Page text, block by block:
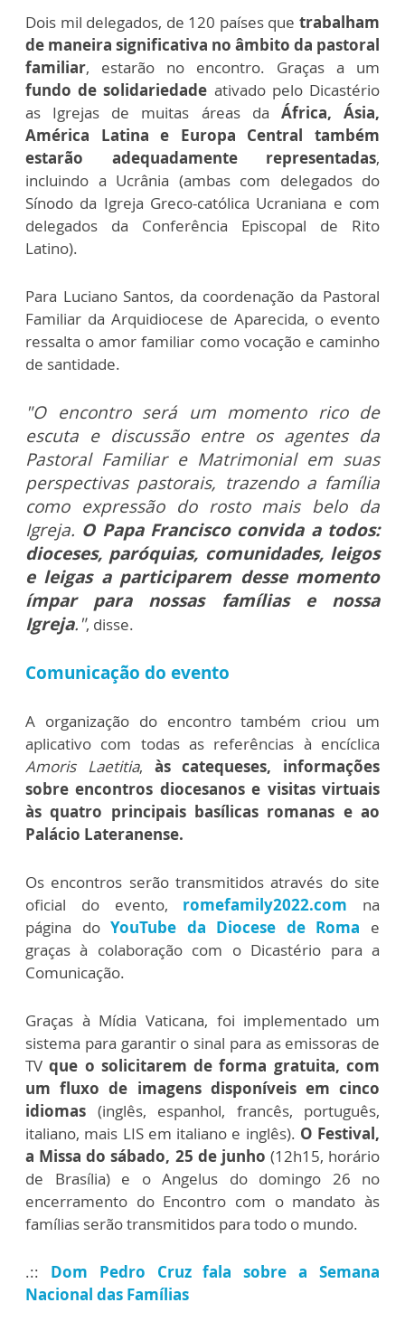
Dois mil delegados, de 120 países que trabalham
de maneira significativa no âmbito da pastoral
familiar, estarão no encontro. Graças a um
fundo de solidariedade ativado pelo Dicastério
as Igrejas de muitas áreas da África, Ásia,
América Latina e Europa Central também
estarão adequadamente representadas,
incluindo a Ucrânia (ambas com delegados do
Sínodo da Igreja Greco-católica Ucraniana e com
delegados da Conferência Episcopal de Rito
Latino).
Para Luciano Santos, da coordenação da Pastoral
Familiar da Arquidiocese de Aparecida, o evento
ressalta o amor familiar como vocação e caminho
de santidade.
"O encontro será um momento rico de
escuta e discussão entre os agentes da
Pastoral Familiar e Matrimonial em suas
perspectivas pastorais, trazendo a família
como expressão do rosto mais belo da
Igreja. O Papa Francisco convida a todos:
dioceses, paróquias, comunidades, leigos
e leigas a participarem desse momento
ímpar para nossas famílias e nossa
Igreja.", disse.
Comunicação do evento
A organização do encontro também criou um
aplicativo com todas as referências à encíclica
Amoris Laetitia, às catequeses, informações
sobre encontros diocesanos e visitas virtuais
às quatro principais basílicas romanas e ao
Palácio Lateranense.
Os encontros serão transmitidos através do site
oficial do evento, romefamily2022.com na
página doYouTube da Diocese de Roma e
graças à colaboração com o Dicastério para a
Comunicação.
Graças à Mídia Vaticana, foi implementado um
sistema para garantir o sinal para as emissoras de
TVque o solicitarem de forma gratuita, com
um fluxo de imagens disponíveis em cinco
idiomas (inglês, espanhol, francês, português,
italiano, mais LIS em italiano e inglês). O Festival,
a Missa do sábado, 25 de junho (12h15, horário
de Brasília) e o Angelus do domingo 26 no
encerramento do Encontro com o mandato às
famílias serão transmitidos para todo o mundo.
.:: Dom Pedro Cruz fala sobre a Semana
Nacional das Famílias